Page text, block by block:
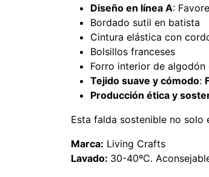
Diseño en línea A:
Bordado sutil en batista
Cintura elástica con
Bolsillos franceses
Forro interior de algodón
Tejido suave y cómodo:
Producción ética y
Esta falda sostenible no solo
Marca: Living Crafts
Lavado: 30-40ºC.